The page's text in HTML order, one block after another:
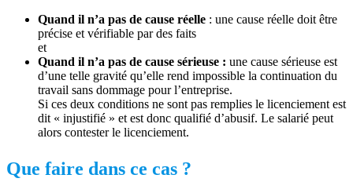
Quand il n’a pas de cause réelle : une cause réelle doit être
précise et vérifiable par des faits
et
Quand il n’a pas de cause sérieuse : une cause sérieuse est
d’une telle gravité qu’elle rend impossible la continuation du
travail sans dommage pour l’entreprise.
Si ces deux conditions ne sont pas remplies le licenciement est
dit « injustifié » et est donc qualifié d’abusif. Le salarié peut
alors contester le licenciement.
Que faire dans ce cas ?